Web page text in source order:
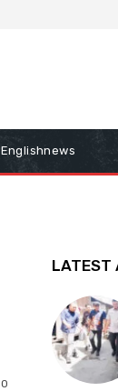
Englishnews
0
LATEST